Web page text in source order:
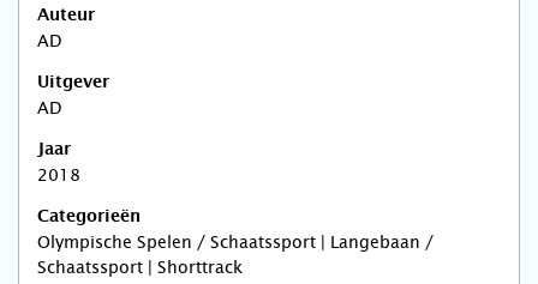
Auteur
AD
Uitgever
AD
Jaar
2018
Categorieën
Olympische Spelen / Schaatssport | Langebaan /
Schaatssport | Shorttrack